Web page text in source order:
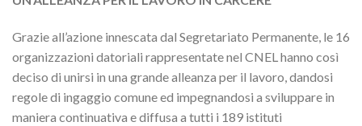
Grazie all’azione innescata dal Segretariato Permanente, le 16
organizzazioni datoriali rappresentate nel CNEL hanno così
deciso di unirsi in una grande alleanza per il lavoro, dandosi
regole di ingaggio comune ed impegnandosi a sviluppare in
maniera continuativa e diffusa a tutti i 189 istituti